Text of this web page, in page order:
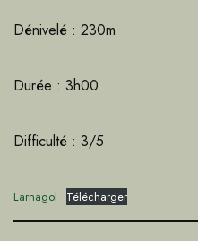
Dénivelé : 230m
Durée : 3h00
Difficulté : 3/5
Larnagol Télécharger